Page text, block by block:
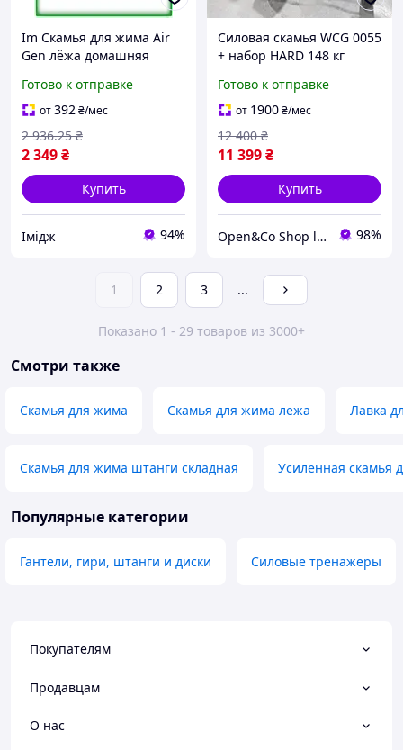
Im Скамья для жима Air
Gen лёжа домашняя
силовых тренировок
фитнес скамья для шт
IMD22/G
Готово к отправке
от392₴/мес
2 349₴
2 936.25 ₴
Купить
Імідж 94%
Силовая скамья WCG 0055
+ набор HARD 148 кг
домашних тренировок
Готово к отправке
от 1900₴/мес
11 399₴
12 400 ₴
Купить
Open&Co Shop l Товары с Европы 98%
1 2 3 ...
Показано 1 - 29 товаров из 3000+
Смотри также
Скамья для жима Скамья для жима лежа Лавка
Скамья для жима штанги складная Усиленная скамья
Популярные категории
Гантели, гири, штанги и диски Силовые тренажеры
Покупателям
Продавцам
О нас